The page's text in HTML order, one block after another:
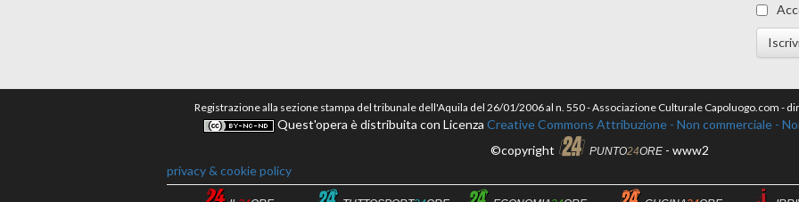
Registrazione alla sezione stampa del tribunale dell'Aquila del 26/01/2006 al n. 550 - Associazione Culturale Capoluogo.com -
Quest'opera è distribuita con Licenza Creative Commons Attribuzione - Non commerciale -
©copyright
PUNTO24ORE- www2
privacy & cookie policy